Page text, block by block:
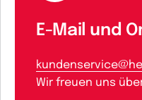
E-Mail und
Wir freuen uns